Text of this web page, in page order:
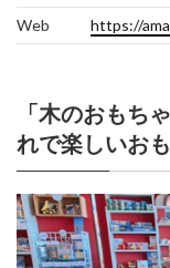
Web
https://
「木のおもち
れで楽しいお